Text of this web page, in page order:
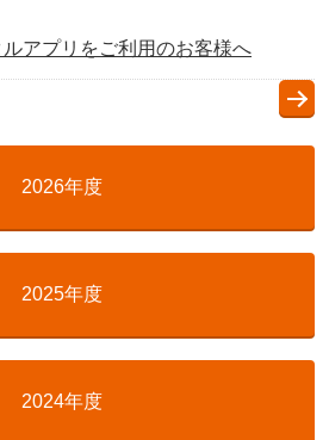
アプリをご利用のお客様へ
2026年度
2025年度
2024年度